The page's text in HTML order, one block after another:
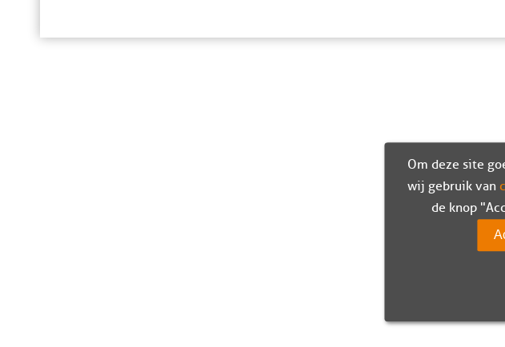
Om deze site
wij gebruik van
de knop